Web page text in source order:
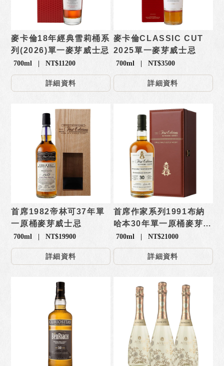
麥卡倫18年經典雪莉桶系
列(2026)單一麥芽威士忌
700ml | NT$11200
詳細資料
麥卡倫CLASSIC CUT
2025單一麥芽威士忌
700ml | NT$3500
詳細資料
首席1982帝林可37年單
一原桶麥芽威士忌
700ml | NT$19900
詳細資料
首席作家系列1991布納
哈本30年單一原桶麥芽威
士忌
700ml | NT$21000
詳細資料